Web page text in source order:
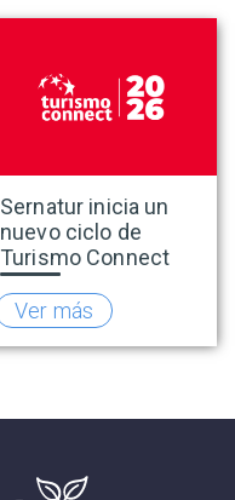
Sernatur inicia un
nuevo ciclo de
Turismo Connect
para fortalecer la
inteligencia de
mercado de la
industria turística
Ver más